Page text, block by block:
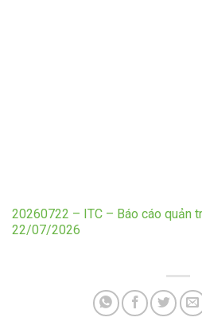
20260722 – ITC – Báo cáo quản
22/07/2026